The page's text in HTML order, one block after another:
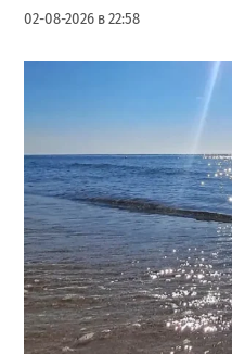
02-08-2026 в 22:58